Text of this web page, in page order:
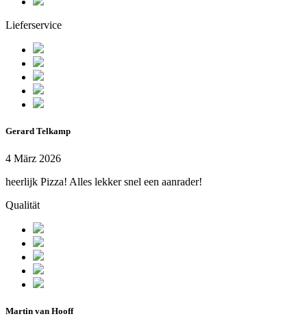
Lieferservice
Gerard Telkamp
4 März 2026
heerlijk Pizza! Alles lekker snel een aanrader!
Qualität
Martin van Hooff